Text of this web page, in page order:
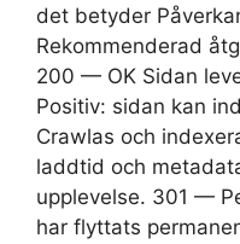
det betyder
Rekommenderad
200 — OK Sidan
Positiv: sidan kan
Crawlas och
laddtid och
upplevelse. 301 —
har flyttats